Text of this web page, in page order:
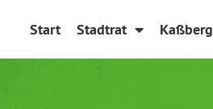
Start Stadtrat Kaßberg